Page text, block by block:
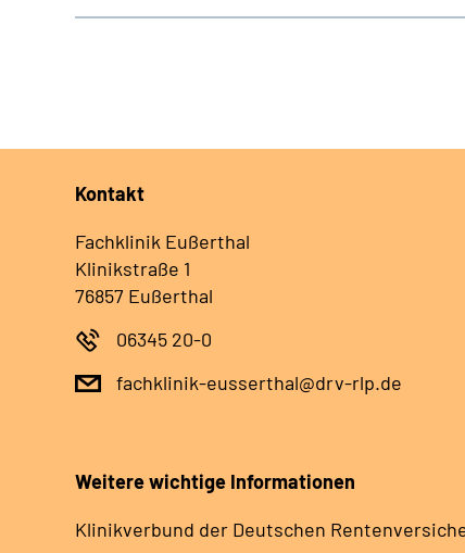
Kontakt
Fachklinik Eußerthal
Klinikstraße 1
76857 Eußerthal
06345 20-0
fachklinik-eusserthal@drv-rlp.de
Weitere wichtige Informationen
Klinikverbund der Deutschen